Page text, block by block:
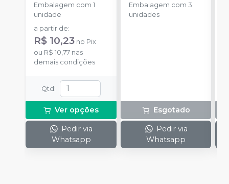
AMERICAN BURRS
Embalagem com 1
unidade
a partir de:
R$ 10,23 no Pix
ou R$ 10,77 nas
demais condições
Qtd :
Ver opções
Pedir via
Whatsapp
AMERICAN BURRS
Embalagem com 3
unidades
Esgotado
Pedir via
Whatsapp